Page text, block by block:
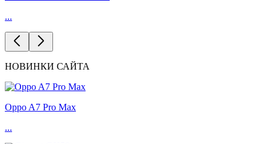
...
НОВИНКИ САЙТА
Oppo A7 Pro Max
...